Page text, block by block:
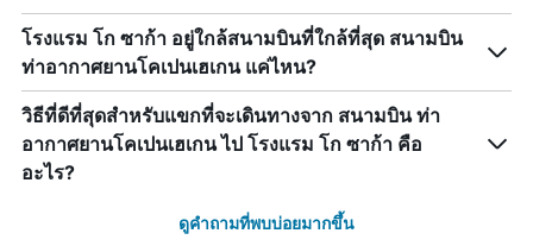
โรงแรม โก ซาก้า อยู่ใกล้สนามบินที่ใกล้ที่สุด สนามบิน
ท่าอากาศยานโคเปนเฮเกน แค่ไหน?
วิธีที่ดีที่สุดสำหรับแขกที่จะเดินทางจาก สนามบิน ท่า
อากาศยานโคเปนเฮเกน ไป โรงแรม โก ซาก้า คือ
อะไร?
ดูคำถามที่พบบ่อยมากขึ้น